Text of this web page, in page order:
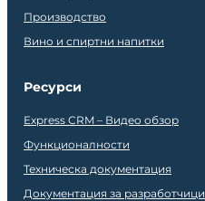
Производство
Вино и спиртни напитки
Ресурси
Express CRM – Видео обзор
Функционалности
Техническа документация
Документация за разработчици